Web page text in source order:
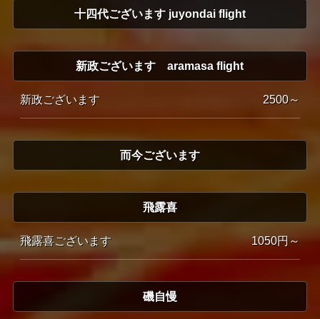
十四代ございます juyondai flight
新政ございます aramasa flight
新政ございます 2500～
而今ございます
飛露喜
飛露喜ございます 1050円～
磯自慢